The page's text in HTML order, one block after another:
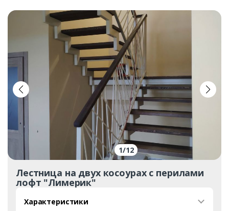
1/12
Лестница на двух косоурах с перилами
лофт "Лимерик"
Характеристики